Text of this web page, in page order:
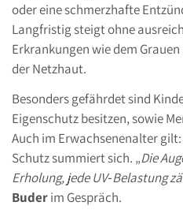
oder eine schmerzhafte
Langfristig steigt ohne
Erkrankungen wie dem
der Netzhaut.
Besonders gefährdet sind
Eigenschutz besitzen, sowie
Auch im Erwachsenenalter
Schutz summiert sich. „Die
Erholung, jede UV‑Belastung
Buderim Gespräch.